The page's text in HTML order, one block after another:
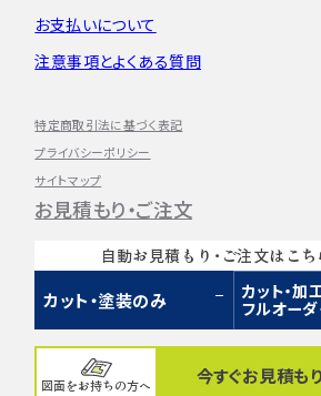
お支払いについて
注意事項とよくある質問
特定商取引法に基づく表記
プライバシーポリシー
サイトマップ
お見積もり・ご注文
自動お見積もり・ご注文はこち
カット・塗装のみ
カット・加
フルオー
図面をお持ちの方へ 今すぐお見積も